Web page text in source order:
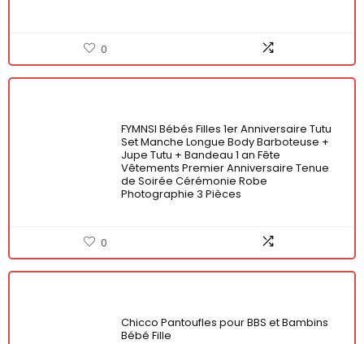
0
FYMNSI Bébés Filles 1er Anniversaire Tutu
Set Manche Longue Body Barboteuse +
Jupe Tutu + Bandeau 1 an Fête
Vêtements Premier Anniversaire Tenue
de Soirée Cérémonie Robe
Photographie 3 Pièces
0
Chicco Pantoufles pour BBS et Bambins
Bébé Fille